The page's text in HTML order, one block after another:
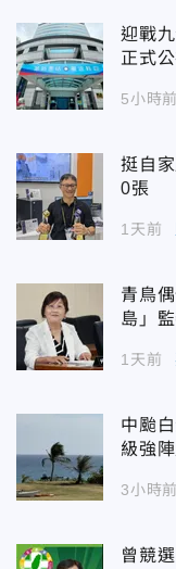
迎戰
正式
5小時前
挺自
0張
1天前
青鳥
島」
1天前
中颱
級強
3小時前
曾競